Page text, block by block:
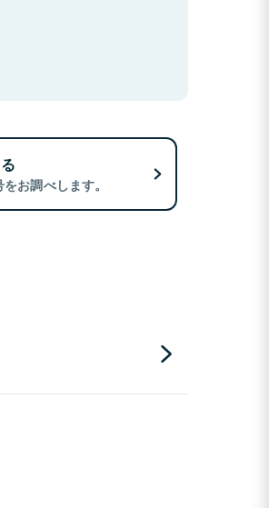
お調べします。